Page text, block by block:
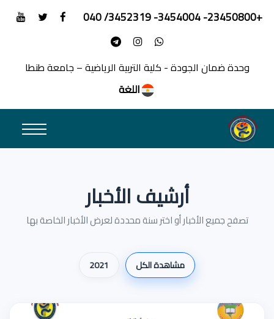
+23450800- 3454004- 3452319/ 040
وحدة ضمان الجودة - كلية التربية الرياضية – جامعة طنطا
اللغة
أرشيف الأخبار
تصفح جميع الأخبار أو اختر سنة محددة لعرض الأخبار الخاصة بها
مشاهدة الكل 2021